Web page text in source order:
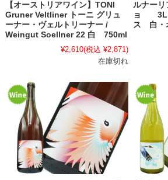
【オーストリアワイン】TONI
Gruner Veltliner トーニ グリュ
ーナー・ヴェルトリーナー /
Weingut Soellner 22 白 750ml
¥2,610(税込 ¥2,871)
在庫切れ
ルナーリ
ョ 3L
ス 白・